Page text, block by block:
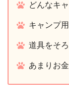
どんなキ
キャンプ
道具をそ
あまりお